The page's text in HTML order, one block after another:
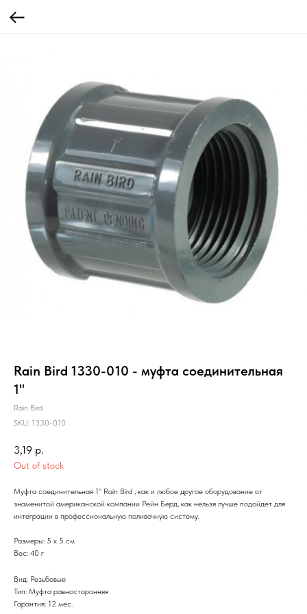
Rain Bird 1330-010 - муфта соединительная
1"
Rain Bird
SKU: 1330-010
3,19 р.
Out of stock
Муфта соединительная 1" Rain Bird , как и любое другое оборудование от
знаменитой американской компании Рейн Берд, как нельзя лучше подойдет для
интеграции в профессиональную поливочную систему.
Размеры: 5 х 5 см
Вес: 40 г
Вид: Резьбовые
Тип: Муфта равносторонняя
Гарантия: 12 мес.